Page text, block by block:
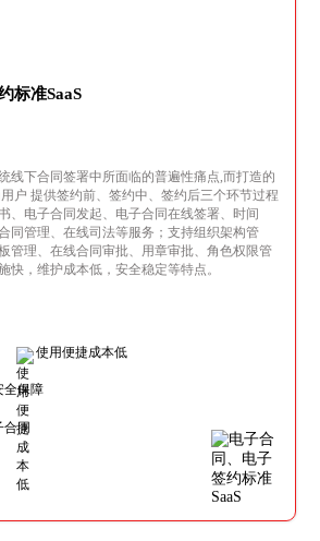
标准SaaS
线下合同签署中所面临的普遍性痛点,而打造的
户 提供签约前、签约中、签约后三个环节过程
、电子合同发起、电子合同在线签署、时间
同管理、在线司法等服务；支持组织架构管
管理、在线合同审批、用章审批、角色权限管
快，维护成本低，安全稳定等特点。
使用便捷成本低
全保障
合同